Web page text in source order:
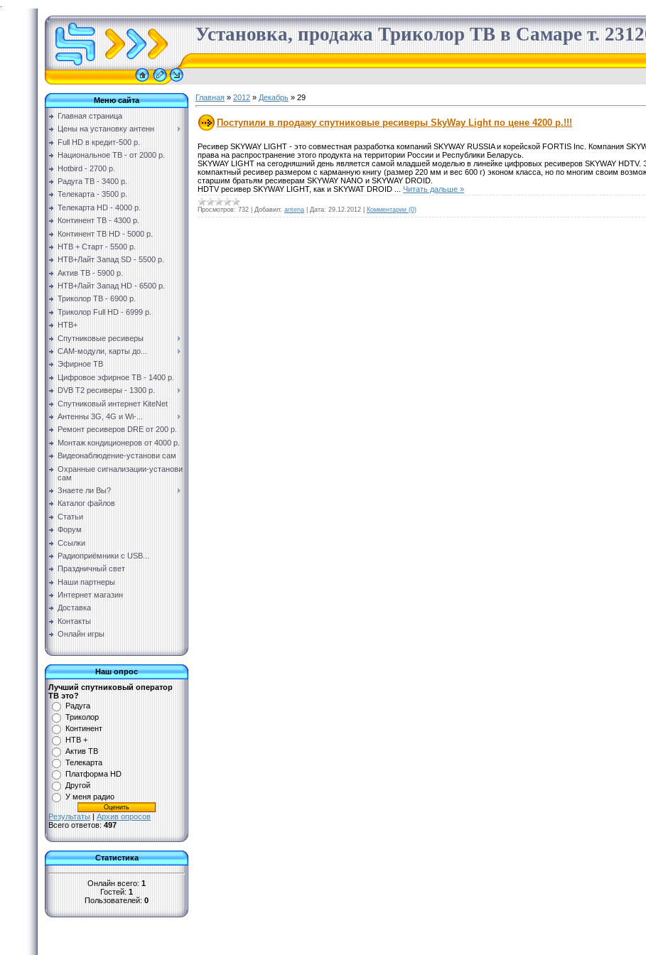
Установка, продажа Триколор ТВ в Самаре т.
Меню сайта
Главная страница
Цены на установку антенн
Full HD в кредит-500 р.
Национальное ТВ - от 2000 р.
Hotbird - 2700 р.
Радуга ТВ - 3400 р.
Телекарта - 3500 р.
Телекарта HD - 4000 р.
Континент ТВ - 4300 р.
Континент ТВ HD - 5000 р.
НТВ + Старт - 5500 р.
НТВ+Лайт Запад SD - 5500 р.
Актив ТВ - 5900 р.
НТВ+Лайт Запад HD - 6500 р.
Триколор ТВ - 6900 р.
Триколор Full HD - 6999 р.
НТВ+
Спутниковые ресиверы
CAM-модули, карты до...
Эфирное ТВ
Цифровое эфирное ТВ - 1400 р.
DVB T2 ресиверы - 1300 р.
Спутниковый интернет KiteNet
Антенны 3G, 4G и Wi-...
Ремонт ресиверов DRE от 200 р.
Монтаж кондиционеров от 4000 р.
Видеонаблюдение-установи сам
Охранные сигнализации-установи
сам
Знаете ли Вы?
Каталог файлов
Статьи
Форум
Ссылки
Радиоприёмники с USB...
Праздничный свет
Наши партнеры
Интернет магазин
Доставка
Контакты
Онлайн игры
Наш опрос
Лучший спутниковый оператор
ТВ это?
Радуга
Триколор
Континент
НТВ +
Актив ТВ
Телекарта
Платформа HD
Другой
У меня радио
Результаты | Архив опросов
Всего ответов: 497
Статистика
Онлайн всего: 1
Гостей: 1
Пользователей: 0
Главная » 2012 » Декабрь » 29
Поступили в продажу спутниковые ресиверы SkyWay Light по цене 4200 р.!!!
Ресивер SKYWAY LIGHT - это совместная разработка компаний SKYWAY RUSSIA и корейской FORTIS Inc. Компания
права на распространение этого продукта на территории России и Республики Беларусь.
SKYWAY LIGHT на сегодняшний день является самой младшей моделью в линейке цифровых ресиверов SKYWAY HDTV.
компактный ресивер размером с карманную книгу (размер 220 мм и вес 600 г) эконом класса, но по многим своим
старшим братьям ресиверам SKYWAY NANO и SKYWAY DROID.
HDTV ресивер SKYWAY LIGHT, как и SKYWAT DROID
Читать дальше »
Просмотров: 732 Добавил: antena Дата: 29.12.2012 Комментарии (0)